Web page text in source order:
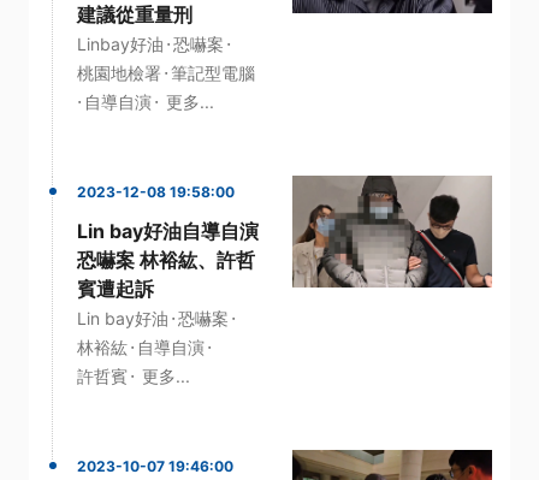
建議從重量刑
Linbay好油 ·恐嚇案 ·
桃園地檢署 · 筆記型電腦
· 自導自演· 更多...
2023-12-08 19:58:00
Lin bay好油自導自演
恐嚇案 林裕紘、許哲
賓遭起訴
Lin bay好油 ·恐嚇案 ·
林裕紘· 自導自演·
許哲賓· 更多...
2023-10-07 19:46:00